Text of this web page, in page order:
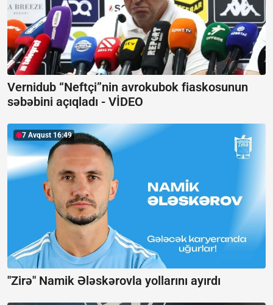
Vernidub “Neftçi”nin avrokubok fiaskosunun
səbəbini açıqladı - VİDEO
7 Avqust 16:49
"Zirə" Namik Ələskərovla yollarını ayırdı